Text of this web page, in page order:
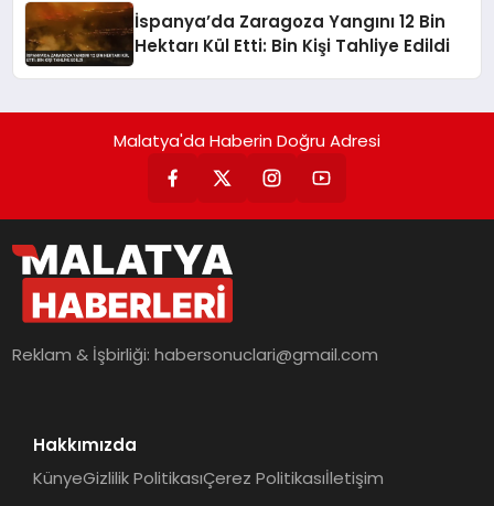
İspanya’da Zaragoza Yangını 12 Bin
Hektarı Kül Etti: Bin Kişi Tahliye Edildi
Malatya'da Haberin Doğru Adresi
Reklam & İşbirliği:habersonuclari@gmail.com
Hakkımızda
KünyeGizlilik PolitikasıÇerez Politikasıİletişim